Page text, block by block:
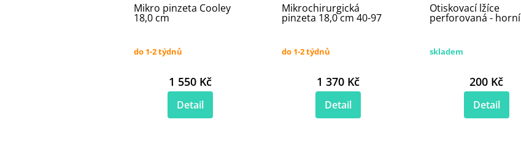
Mikro pinzeta Cooley
18,0 cm
do 1-2 týdnů
1 550 Kč
Detail
Mikrochirurgická
pinzeta 18,0 cm 40-97
do 1-2 týdnů
1 370 Kč
Detail
Otiskovací lžíce
perforovaná - horní
skladem
200 Kč
Detail